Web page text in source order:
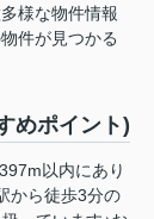
様な物件情報
件が見つかる
めポイント)
以内にあり
から徒歩3分の